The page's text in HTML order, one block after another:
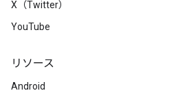
X（Twitter）
YouTube
リソース
Android